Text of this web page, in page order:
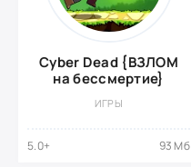
Cyber Dead {ВЗЛОМ
на бессмертие}
ИГРЫ
5.0+ 93 Мб